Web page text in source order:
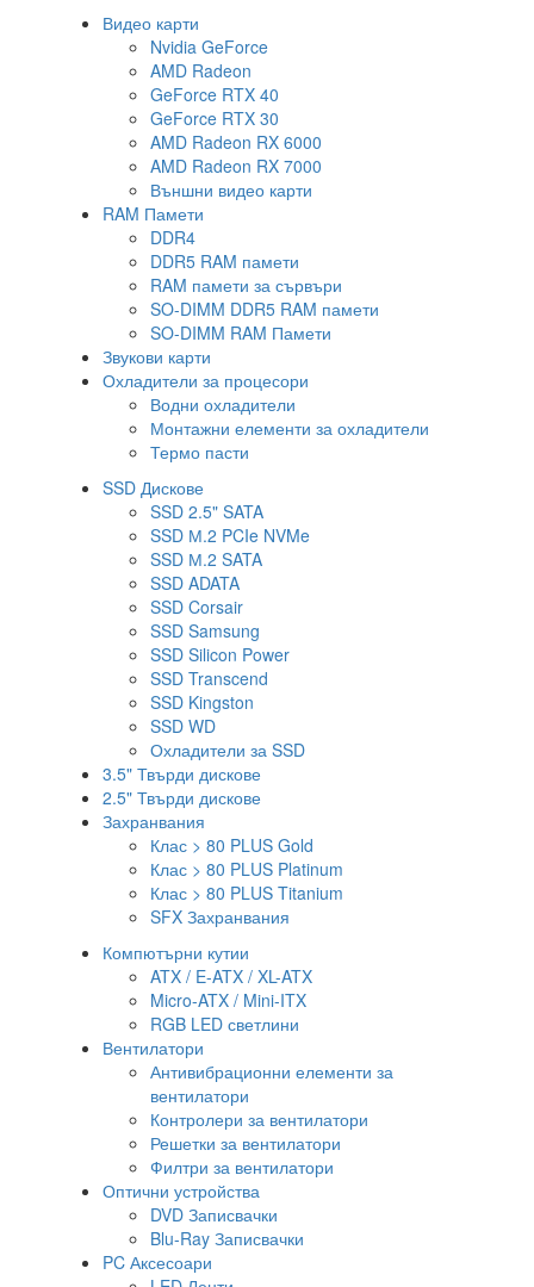
Видео карти
Nvidia GeForce
AMD Radeon
GeForce RTX 40
GeForce RTX 30
AMD Radeon RX 6000
AMD Radeon RX 7000
Външни видео карти
RAM Памети
DDR4
DDR5 RAM памети
RAM памети за сървъри
SO-DIMM DDR5 RAM памети
SO-DIMM RAM Памети
Звукови карти
Охладители за процесори
Водни охладители
Монтажни елементи за охладители
Термо пасти
SSD Дискове
SSD 2.5" SATA
SSD М.2 PCIe NVMe
SSD М.2 SATA
SSD ADATA
SSD Corsair
SSD Samsung
SSD Silicon Power
SSD Transcend
SSD Kingston
SSD WD
Охладители за SSD
3.5" Твърди дискове
2.5" Твърди дискове
Захранвания
Клас > 80 PLUS Gold
Клас > 80 PLUS Platinum
Клас > 80 PLUS Titanium
SFX Захранвания
Компютърни кутии
ATX / E-ATX / XL-ATX
Micro-ATX / Mini-ITX
RGB LED светлини
Вентилатори
Антивибрационни елементи за
вентилатори
Контролери за вентилатори
Решетки за вентилатори
Филтри за вентилатори
Оптични устройства
DVD Записвачки
Blu-Ray Записвачки
PC Аксесоари